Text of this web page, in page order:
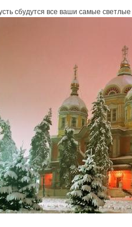
сбудутся все ваши самые